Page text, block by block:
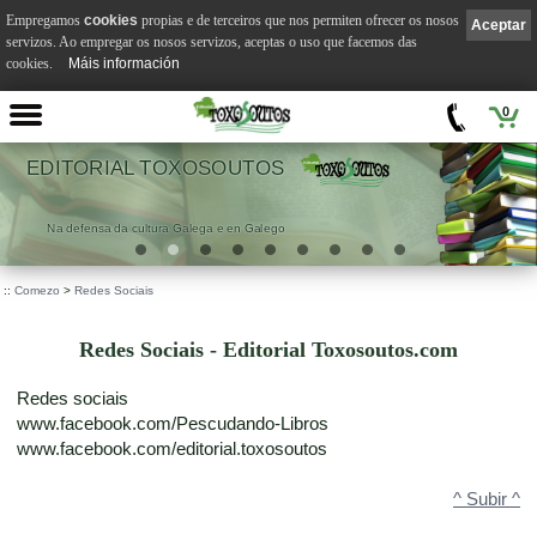
0
Galega e en Galego
:: Comezo > Redes Sociais
Redes Sociais - Editorial Toxosoutos.com
Redes sociais
www.facebook.com/Pescudando-Libros
www.facebook.com/editorial.toxosoutos
^ Subir ^
Aceptar
Empregamos cookies propias e de terceiros que nos permiten ofrecer os nosos
servizos. Ao empregar os nosos servizos, aceptas o uso que facemos das
cookies.
Máis información